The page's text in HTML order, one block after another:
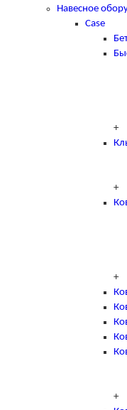
Навесное
Case
+
+
+
+